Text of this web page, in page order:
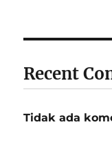
Recent
Tidak ada